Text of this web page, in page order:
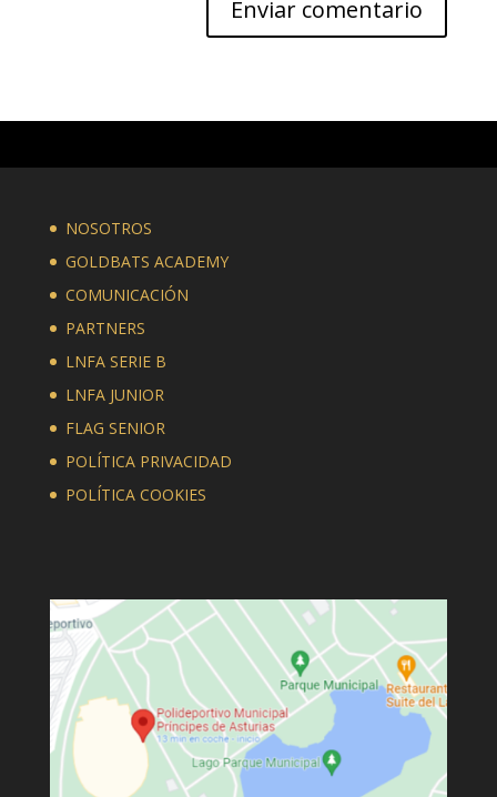
NOSOTROS
GOLDBATS ACADEMY
COMUNICACIÓN
PARTNERS
LNFA SERIE B
LNFA JUNIOR
FLAG SENIOR
POLÍTICA PRIVACIDAD
POLÍTICA COOKIES